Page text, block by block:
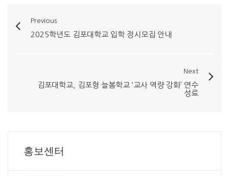
Previous
2025학년도 김포대학교 입학 정시모집 안내
Next
김포대학교, 김포형 늘봄학교 ‘교사 역량 강화’ 연수
성료
홍보센터